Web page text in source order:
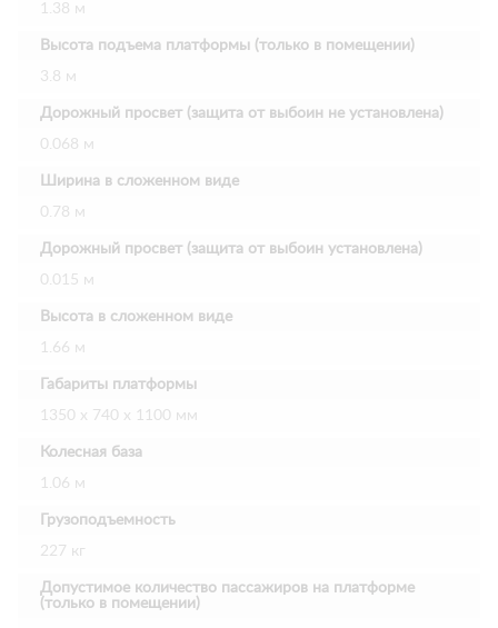
1.38 м
Высота подъема платформы (только в помещении)
3.8 м
Дорожный просвет (защита от выбоин не установлена)
0.068 м
Ширина в сложенном виде
0.78 м
Дорожный просвет (защита от выбоин установлена)
0.015 м
Высота в сложенном виде
1.66 м
Габариты платформы
1350 х 740 х 1100 мм
Колесная база
1.06 м
Грузоподъемность
227 кг
Допустимое количество пассажиров на платформе
(только в помещении)